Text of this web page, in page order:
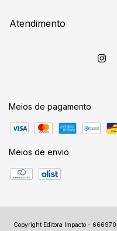
Atendimento
Meios de pagamento
Meios de envio
Copyright Editora Impacto -